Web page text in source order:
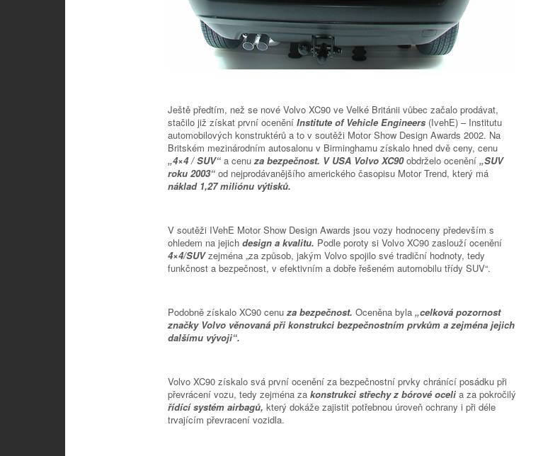
Ještě předtím, než se nové Volvo XC90 ve Velké Británii vůbec začalo prodávat,
stačilo již získat první ocenění Institute of Vehicle Engineers (IvehE) – Institutu
automobilových konstruktérů a to v soutěži Motor Show Design Awards 2002. Na
Britském mezinárodním autosalonu v Birminghamu získalo hned dvě ceny, cenu
„4×4 / SUV“ a cenuza bezpečnost. V USA Volvo XC90obdrželo ocenění „SUV
roku 2003“ od nejprodávanějšího amerického časopisu Motor Trend, který má
náklad 1,27 miliónu výtisků.
V soutěži IVehE Motor Show Design Awards jsou vozy hodnoceny především s
ohledem na jejich design a kvalitu. Podle poroty si Volvo XC90 zaslouží ocenění
4×4/SUVzejména „za způsob, jakým Volvo spojilo své tradiční hodnoty, tedy
funkčnost a bezpečnost, v efektivním a dobře řešeném automobilu třídy SUV“.
Podobně získalo XC90 cenuza bezpečnost. Oceněna byla „celková pozornost
značky Volvo věnovaná při konstrukci bezpečnostním prvkům a zejména jejich
dalšímu vývoji“.
Volvo XC90 získalo svá první ocenění za bezpečnostní prvky chránící posádku při
převrácení vozu, tedy zejména za konstrukci střechy z bórové oceli a za pokročilý
řídící systém airbagů, který dokáže zajistit potřebnou úroveň ochrany i při déle
trvajícím převracení vozidla.